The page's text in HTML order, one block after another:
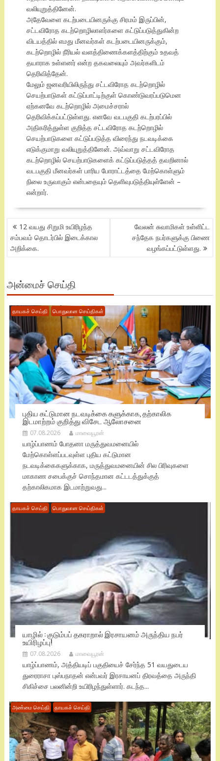
வலியுறுத்தினேன்.
அதேவேளை கடற்படையினருக்கு சிரமம் இருப்பின்,
சட்டவிரோத கடற்றொழிலாளர்களை கட்டுப்படுத்துகின்ற
விடயத்தில் எமது மீனவர்கள் கடற்படையினருக்கும்,
கடற்றொழில் நீரியல் வளத்திணைக்களத்திற்கும் உதவத்
தயாராக உள்ளனர் என்ற தகவலையும் அவர்களிடம்
தெரிவித்தேன்.
மேலும் ஜனவரியிலிருந்து சட்டவிரோத கடற்றொழில்
செயற்பாடுகள் கட்டுப்பாட்டிற்குள் கொண்டுவரப்படுமென
ஏற்கனவே கடற்றொழில் அமைச்சரால்
தெரிவிக்கப்பட்டுள்ளது. எனவே வடபகுதி கடற்பரப்பில்
அதிகரித்துள்ள குறித்த சட்டவிரோத கடற்றொழில்
செயற்பாடுகளை கட்டுப்படுத்த விரைந்து நடவடிக்கை
எடுக்குமாறு வலியுறுத்தினேன். அவ்வாறு சட்டவிரோத
கடற்றொழில் செயற்பாடுகளைக் கட்டுப்படுத்தத் தவறினால்
வடபகுதி மீனவர்கள் பாரிய போராட்டத்தை மேற்கொள்ளும்
நிலை உருவாகும் என்பதையும் தெளிவுபடுத்தியுள்ளேன் –
என்றார்.
POST
NAVIGATION
12 வயது சிறுமி உயிரிழந்த
சம்பவம் தொடர்பில் இடைக்கால
அறிக்கை.
வேலன் சுவாமிகள் உள்ளிட்ட
சந்தேக நபர்களுக்கு பிணை
வழங்கப்பட்டுள்ளது.
அன்மைச் செய்தி
தாயகச் செய்தி பொதுவான செய்திகள்
புதிய கட்டுமான நடவடிக்கை களுக்காக, தற்காலிக
இடமாற்றம் குறித்து விசேட ஆலோசனை
07.08.2026 மாவையூரன்
யாழ்ப்பாணம் போதனா மருத்துவமனையில்
மேற்கொள்ளப்படவுள்ள புதிய கட்டுமான
நடவடிக்கைகளுக்காக, மருத்துவமனையின் சில பிரிவுகளை
மாகாண சபைக்குச் சொந்தமான கட்டடத்துக்குத்
தற்காலிகமாக இடமாற்றுவது...
தாயகச் செய்தி பொதுவான செய்திகள்
யாழில் : குடும்பப் தகராறால் இரசாயனம் அருந்திய நபர்
உயிரிழப்பு!
07.08.2026 மாவையூரன்
யாழ்ப்பாணம், அத்தியடிப் பகுதியைச் சேர்ந்த 51 வயதுடைய
துரைராசா புஸ்பநாதன் என்பவர் இரசாயனப் திரவத்தை அருந்தி
சிகிச்சை பலனின்றி உயிரிழந்துள்ளார். கடந்த...
அண்மை செய்தி தாயகச் செய்தி